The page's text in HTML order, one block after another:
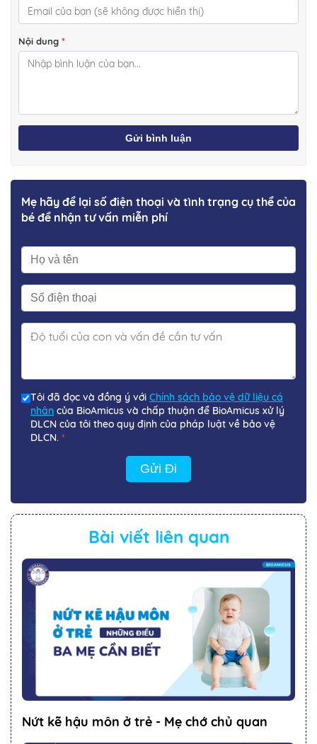
Nội dung *
Gửi bình luận
Mẹ hãy để lại số điện thoại và tình trạng cụ thể của
bé để nhận tư vấn miễn phí
Tôi đã đọc và đồng ý với Chính sách bảo vệ dữ liệu cá
nhân của BioAmicus và chấp thuận để BioAmicus xử lý
DLCN của tôi theo quy định của pháp luật về bảo vệ
DLCN. *
Gửi Đi
Bài viết liên quan
Nứt kẽ hậu môn ở trẻ - Mẹ chớ chủ quan